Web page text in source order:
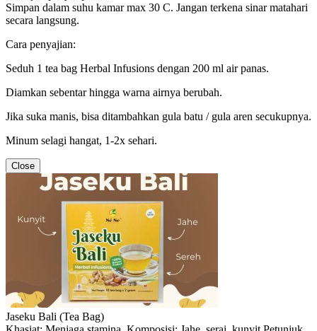
Simpan dalam suhu kamar max 30 C. Jangan terkena sinar matahari
secara langsung.
Cara penyajian:
Seduh 1 tea bag Herbal Infusions dengan 200 ml air panas.
Diamkan sebentar hingga warna airnya berubah.
Jika suka manis, bisa ditambahkan gula batu / gula aren secukupnya.
Minum selagi hangat, 1-2x sehari.
Close
Jaseku Bali (Tea Bag)